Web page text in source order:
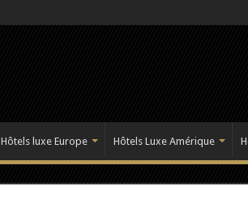
Hôtels luxe Europe Hôtels Luxe Amérique